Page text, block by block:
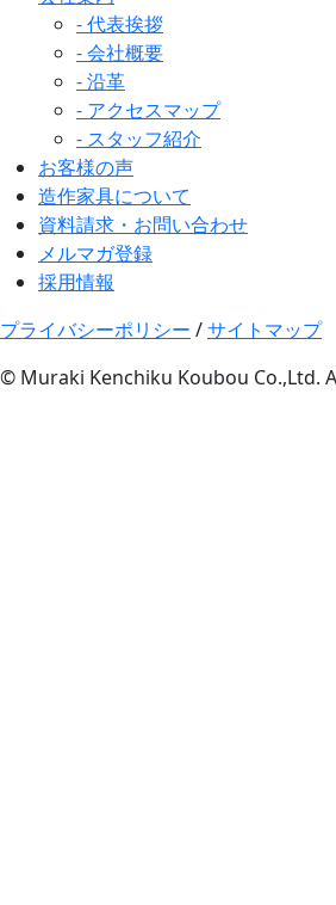
- 代表挨拶
- 会社概要
- 沿革
- アクセスマップ
- スタッフ紹介
お客様の声
造作家具について
資料請求・お問い合わせ
メルマガ登録
採用情報
プライバシーポリシー /サイトマップ
© Muraki Kenchiku Koubou Co.,Ltd.